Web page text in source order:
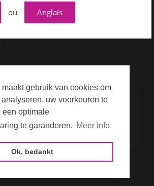
gebruik van cookies om
analyseren, uw voorkeuren te
een optimale
te garanderen. Meer info
Ok, bedankt
ou Anglais
reviews